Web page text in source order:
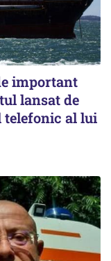
important
lansat de
telefonic al lui